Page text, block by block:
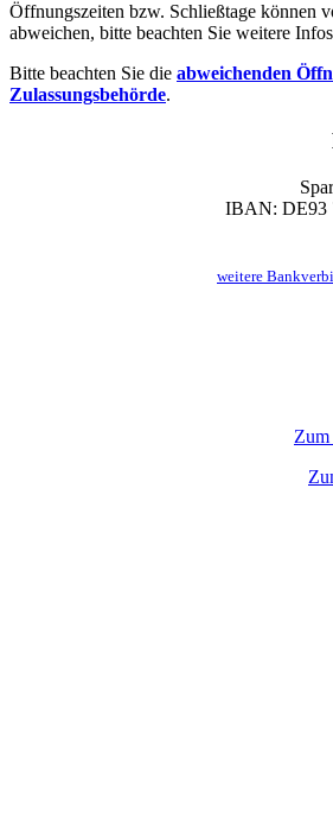
Öffnungszeiten bzw. Schließtage können
abweichen, bitte beachten Sie weitere
Bitte beachten Sie die abweichenden
Zulassungsbehörde.
IBAN: DE93
weitere